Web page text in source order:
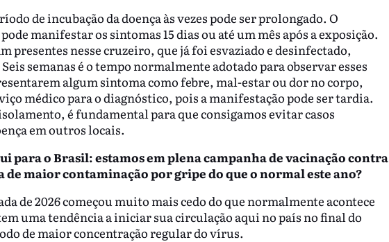
de incubação da doença às vezes pode ser prolongado. O
manifestar os sintomas 15 dias ou até um mês após a exposição.
presentes nesse cruzeiro, que já foi esvaziado e desinfectado,
semanas é o tempo normalmente adotado para observar esses
algum sintoma como febre, mal-estar ou dor no corpo,
médico para o diagnóstico, pois a manifestação pode ser tardia.
é fundamental para que consigamos evitar casos
em outros locais.
para o Brasil: estamos em plena campanha de vacinação contra
maior contaminação por gripe do que o normal este ano?
de 2026 começou muito mais cedo do que normalmente acontece
uma tendência a iniciar sua circulação aqui no país no final do
de maior concentração regular do vírus.